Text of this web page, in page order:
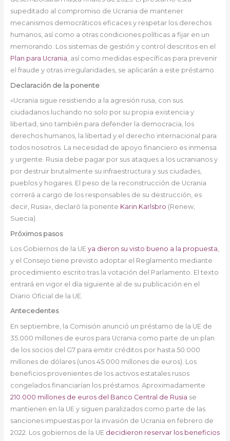
supeditado al compromiso de Ucrania de mantener
mecanismos democráticos eficaces y respetar los derechos
humanos, así como a otras condiciones políticas a fijar en un
memorando. Los sistemas de gestión y control descritos en el
Plan para Ucrania, así como medidas específicas para prevenir
el fraude y otras irregularidades, se aplicarán a este préstamo.
Declaración de la ponente
«Ucrania sigue resistiendo a la agresión rusa, con sus
ciudadanos luchando no solo por su propia existencia y
libertad, sino también para defender la democracia, los
derechos humanos, la libertad y el derecho internacional para
todos nosotros. La necesidad de apoyo financiero es inmensa
y urgente. Rusia debe pagar por sus ataques a los ucranianos y
por destruir brutalmente su infraestructura y sus ciudades,
pueblos y hogares. El peso de la reconstrucción de Ucrania
correrá a cargo de los responsables de su destrucción, es
decir, Rusia», declaró la ponente Karin Karlsbro (Renew,
Suecia).
Próximos pasos
Los Gobiernos de la UE ya dieron su visto bueno a la propuesta
y el Consejo tiene previsto adoptar el Reglamento mediante
procedimiento escrito tras la votación del Parlamento. El texto
entrará en vigor el día siguiente al de su publicación en el
Diario Oficial de la UE.
Antecedentes
En septiembre, la Comisión anunció un préstamo de la UE de
35.000 millones de euros para Ucrania como parte de un plan
de los socios del G7 para emitir créditos por hasta 50.000
millones de dólares (unos 45.000 millones de euros). Los
beneficios provenientes de los activos estatales rusos
congelados financiarían los préstamos. Aproximadamente
210.000 millones de euros del Banco Central de Rusia se
mantienen en la UE y siguen paralizados como parte de las
sanciones impuestas por la invasión de Ucrania en febrero de
2022. Los gobiernos de la UE decidieron reservar los beneficios